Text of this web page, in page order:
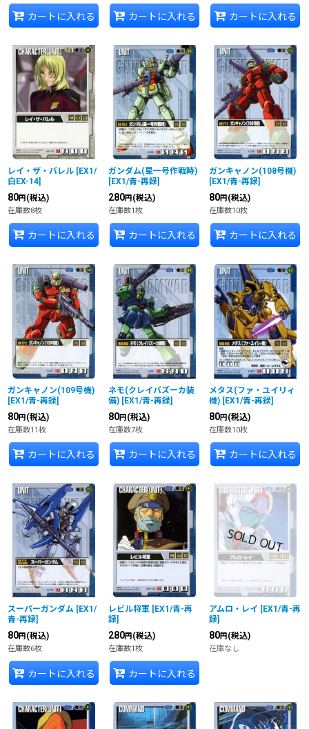
カートに入れる カートに入れる カートに入れる
レイ・ザ・バレル [EX1/
白EX-14]
80円 (税込)
在庫数8枚
カートに入れる
ガンダム(星一号作戦時)
[EX1/青-再録]
280円 (税込)
在庫数1枚
カートに入れる
ガンキャノン(108号機)
[EX1/青-再録]
80円 (税込)
在庫数10枚
カートに入れる
ガンキャノン(109号機)
[EX1/青-再録]
80円 (税込)
在庫数11枚
カートに入れる
ネモ(クレイバズーカ装
備) [EX1/青-再録]
80円 (税込)
在庫数7枚
カートに入れる
メタス(ファ・ユイリィ
機) [EX1/青-再録]
80円 (税込)
在庫数10枚
カートに入れる
スーパーガンダム [EX1/
青-再録]
80円 (税込)
在庫数6枚
カートに入れる
レビル将軍 [EX1/青-再
録]
280円 (税込)
在庫数1枚
カートに入れる
アムロ・レイ [EX1/青-再
録]
80円 (税込)
在庫なし